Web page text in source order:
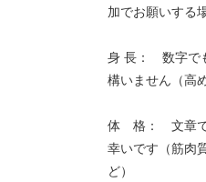
加でお願いする
身 長： 数字で
構いません（高
体 格： 文章で
幸いです（筋肉
ど）